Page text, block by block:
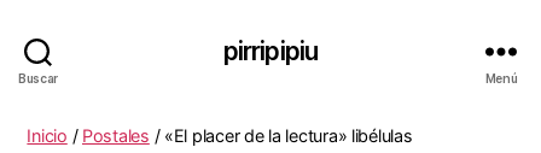
Buscar
pirripipiu
Menú
Inicio / Postales / «El placer de la lectura» libélulas